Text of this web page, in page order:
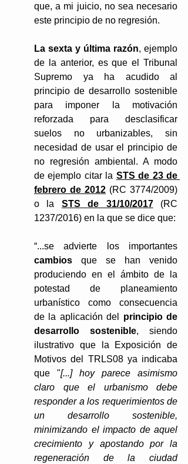
que, a mi juicio, no sea necesario
este principio de no regresión.
La sexta y última razón, ejemplo
de la anterior, es que el Tribunal
Supremo ya ha acudido al
principio de desarrollo sostenible
para imponer la motivación
reforzada para desclasificar
suelos no urbanizables, sin
necesidad de usar el principio de
no regresión ambiental. A modo
de ejemplo citar la STS de 23 de
febrero de 2012 (RC 3774/2009)
o la STS de 31/10/2017 (RC
1237/2016) en la que se dice que:
cambios que se han venido
produciendo en el ámbito de la
potestad de planeamiento
urbanístico como consecuencia
de la aplicación del principio de
desarrollo sostenible, siendo
ilustrativo que la Exposición de
Motivos del TRLS08 ya indicaba
que "[...] hoy parece asimismo
claro que el urbanismo debe
responder a los requerimientos de
un desarrollo sostenible,
minimizando el impacto de aquel
crecimiento y apostando por la
regeneración de la ciudad